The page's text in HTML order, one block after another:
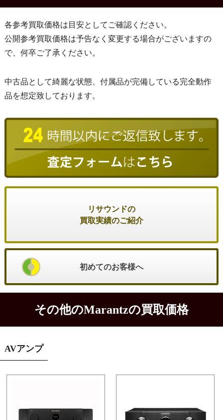
各参考買取価格は目安としてご確認ください。
公開参考買取価格は予告なく変更する場合がございますの
で、何卒ご了承ください。
中古品として綺麗な状態、付属品が完備している完全動作
品を想定致しております。
リサウンドの
買取実績のご紹介
初めてのお客様へ
その他のMarantzの買取価格
AVアンプ